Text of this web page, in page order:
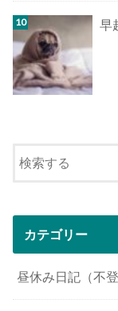
早
カテゴリー
昼休み日記（不登